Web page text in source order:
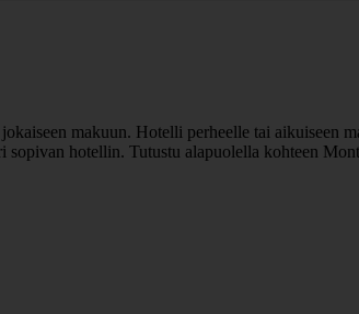
makuun. Hotelli perheelle tai aikuiseen
hotellin. Tutustu alapuolella kohteen